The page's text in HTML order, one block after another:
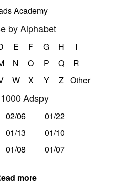
Academy
by Alphabet
E F G H
I
N O P Q
R
W X Y Z Other
Adspy
02/06
01/22
01/13
01/10
01/08 01/07
more